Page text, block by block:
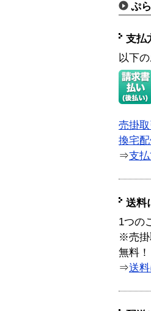
ぷ
支払
以下
売掛
換宅
⇒支
送料
1つの
※売掛
無料！
⇒送